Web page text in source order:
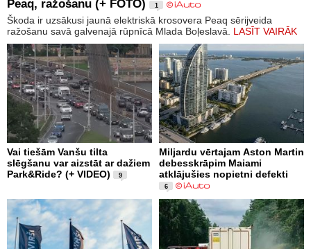
Peaq, ražošanu (+ FOTO) 1
Škoda ir uzsākusi jaunā elektriskā krosovera Peaq sērijveida
ražošanu savā galvenajā rūpnīcā Mlada Boļeslavā. LASĪT VAIRĀK
Vai tiešām Vanšu tilta
slēgšanu var aizstāt ar dažiem
Park&Ride? (+ VIDEO)
9
Miljardu vērtajam Aston Martin
debesskrāpim Maiami
atklājušies nopietni defekti
6